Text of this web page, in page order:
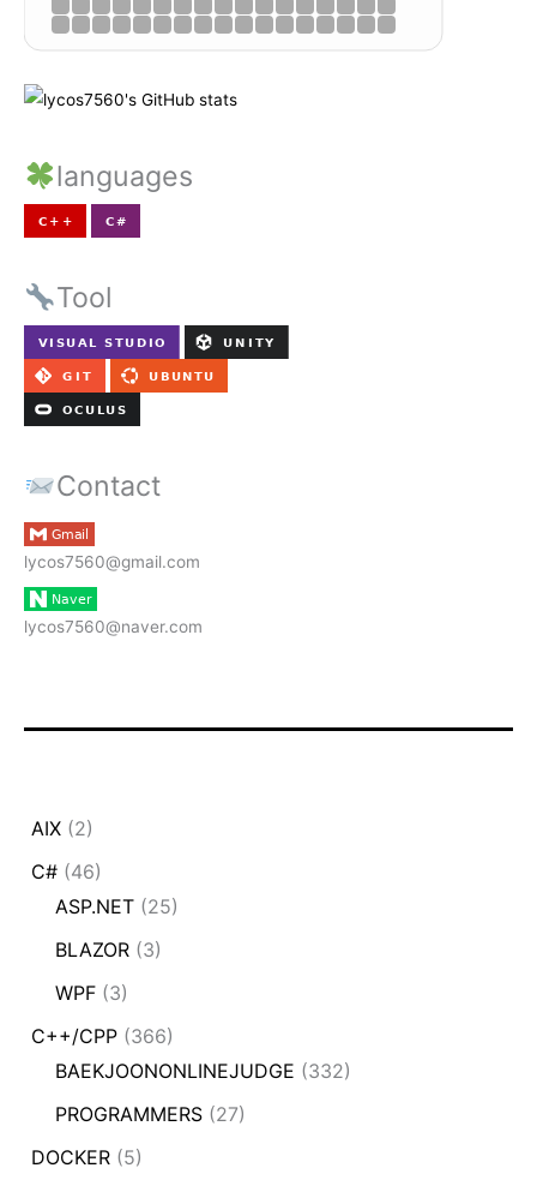
languages
Tool
Contact
lycos7560@gmail.com
lycos7560@naver.com
AIX (2)
C# (46)
ASP.NET (25)
BLAZOR (3)
WPF (3)
C++/CPP (366)
BAEKJOONONLINEJUDGE (332)
PROGRAMMERS (27)
DOCKER (5)